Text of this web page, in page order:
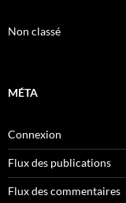
Non classé
MÉTA
Connexion
Flux des publications
Flux des commentaires